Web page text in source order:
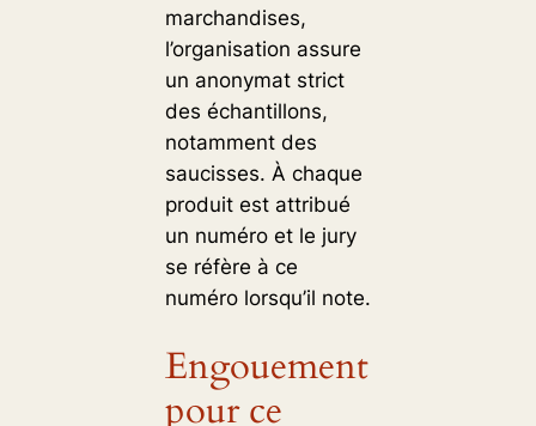
marchandises,
l’organisation assure
un anonymat strict
des échantillons,
notamment des
saucisses. À chaque
produit est attribué
un numéro et le jury
se réfère à ce
numéro lorsqu’il note.
Engouement
pour ce